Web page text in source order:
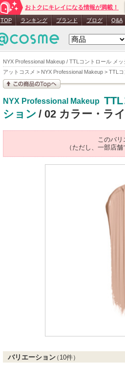
NYX Professional Makeup / TTLコントロール メ
アットコスメ > NYX Professional Makeup > TTLコ
おトクにキレイになる情報が満載！
TOP ランキング ブランド ブログ Q&A
NYX Professional Makeup
ション / 02 カラー・ラ
このバリ
（ただし、一部店
バリエーション（ 10件）